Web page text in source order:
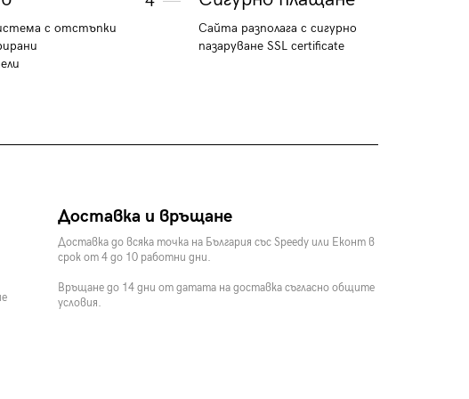
с отстъпки
Сайта разполага с сигурно
пазаруване SSL certificate
Доставка и връщане
Доставка до всяка точка на България със Speedy или Еконт в
срок от 4 до 10 работни дни.
Връщане до 14 дни от датата на доставка съгласно общите
условия.